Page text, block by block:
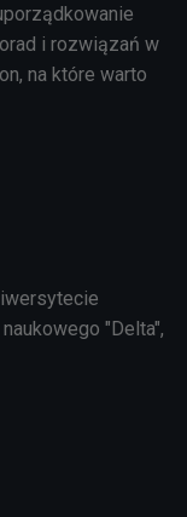
i rozwiązań w
na które warto
"Delta",